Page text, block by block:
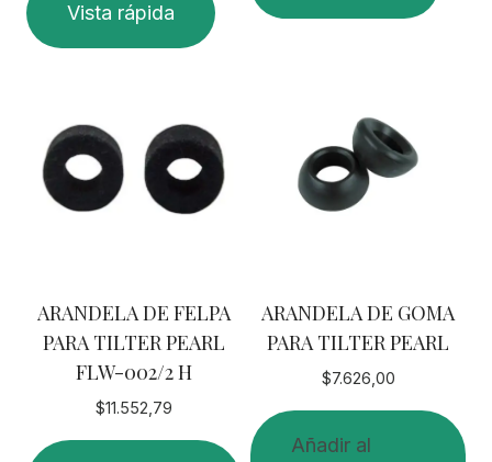
Vista rápida
ARANDELA DE FELPA
PARA TILTER PEARL
FLW-002/2 H
$11.552,79
ARANDELA DE GOMA
PARA TILTER PEARL
$7.626,00
Añadir al